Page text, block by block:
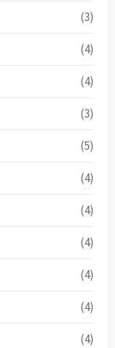
(3)
(4)
(4)
(3)
(5)
(4)
(4)
(4)
(4)
(4)
(4)